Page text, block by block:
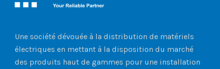
Une société dévouée à la distribution de matériels
électriques en mettant à la disposition du marché
des produits haut de gammes pour une installation